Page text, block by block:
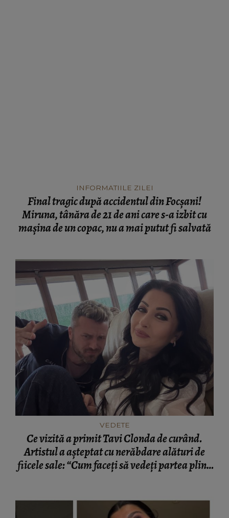
mașina de un copac, nu a mai putut fi salvată
VEDETE
Ce vizită a primit Tavi Clonda de curând.
Artistul a așteptat cu nerăbdare alături de
fiicele sale: “Cum faceți să vedeți partea plină
a paharului?”